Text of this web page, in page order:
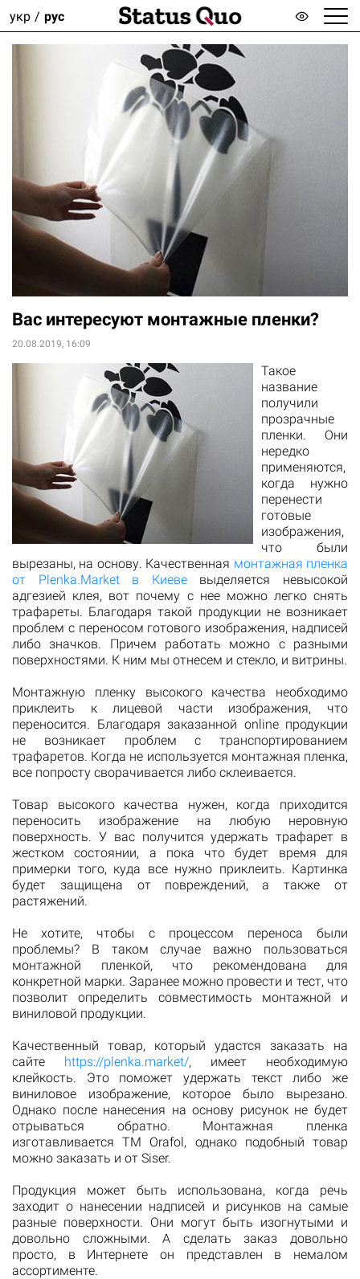
укр рус
Вас интересуют монтажные пленки?
20.08.2019, 16:09
Такое
название
получили
прозрачные
пленки. Они
нередко
применяются,
когда нужно
перенести
готовые
изображения,
что были
вырезаны, на основу. Качественная монтажная пленка
от Plenka.Market в Киевевыделяется невысокой
адгезией клея, вот почему с нее можно легко снять
трафареты. Благодаря такой продукции не возникает
проблем с переносом готового изображения, надписей
либо значков. Причем работать можно с разными
поверхностями. К ним мы отнесем и стекло, и витрины.
Монтажную пленку высокого качества необходимо
приклеить к лицевой части изображения, что
переносится. Благодаря заказанной online продукции
не возникает проблем с транспортированием
трафаретов. Когда не используется монтажная пленка,
все попросту сворачивается либо склеивается.
Товар высокого качества нужен, когда приходится
переносить изображение на любую неровную
поверхность. У вас получится удержать трафарет в
жестком состоянии, а пока что будет время для
примерки того, куда все нужно приклеить. Картинка
будет защищена от повреждений, а также от
растяжений.
Не хотите, чтобы с процессом переноса были
проблемы? В таком случае важно пользоваться
монтажной пленкой, что рекомендована для
конкретной марки. Заранее можно провести и тест, что
позволит определить совместимость монтажной и
виниловой продукции.
Качественный товар, который удастся заказать на
сайте https://plenka.market/, имеет необходимую
клейкость. Это поможет удержать текст либо же
виниловое изображение, которое было вырезано.
Однако после нанесения на основу рисунок не будет
отрываться обратно. Монтажная пленка
изготавливается ТМ Orafol, однако подобный товар
можно заказать и от Siser.
Продукция может быть использована, когда речь
заходит о нанесении надписей и рисунков на самые
разные поверхности. Они могут быть изогнутыми и
довольно сложными. А сделать заказ довольно
просто, в Интернете он представлен в немалом
ассортименте.